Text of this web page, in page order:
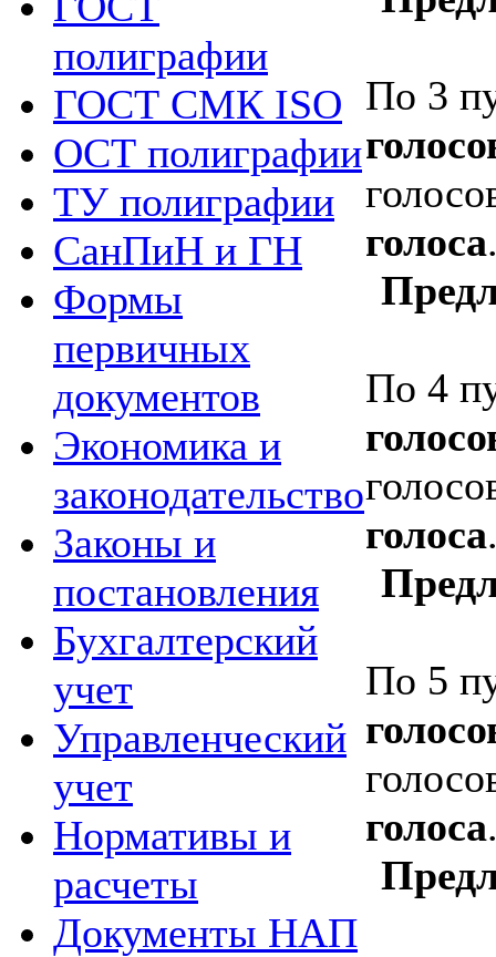
полиграфии
ГОСТ СМК ISO
ОСТ полиграфии
ТУ полиграфии
СанПиН и ГН
Формы
первичных
документов
Экономика и
законодательство
Законы и
постановления
Бухгалтерский
учет
Управленческий
учет
Нормативы и
расчеты
Документы НАП
По 3
голоса
По 4
голоса
По 5
голоса